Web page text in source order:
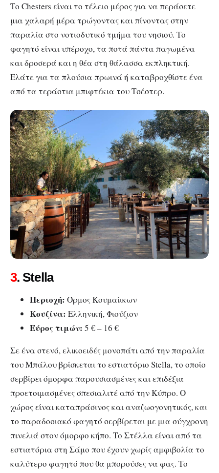
Το Chesters είναι το τέλειο μέρος για να περάσετε
μια χαλαρή μέρα τρώγοντας και πίνοντας στην
παραλία στο νοτιοδυτικό τμήμα του νησιού. Το
φαγητό είναι υπέροχο, τα ποτά πάντα παγωμένα
και δροσερά και η θέα στη θάλασσα εκπληκτική.
Ελάτε για τα πλούσια πρωινά ή καταβροχθίστε ένα
από τα τεράστια μπιφτέκια του Τσέστερ.
3. Stella
Περιοχή: Όρμος Κουμαίικων
Κουζίνα: Ελληνική, Φιούζιον
Εύρος τιμών: 5 € – 16 €
Σε ένα στενό, ελικοειδές μονοπάτι από την παραλία
του Μπάλου βρίσκεται το εστιατόριο Stella, το οποίο
σερβίρει όμορφα παρουσιασμένες και επιδέξια
προετοιμασμένες σπεσιαλιτέ από την Κύπρο. Ο
χώρος είναι καταπράσινος και αναζωογονητικός, και
το παραδοσιακό φαγητό σερβίρεται με μια σύγχρονη
πινελιά στον όμορφο κήπο. Το Στέλλα είναι από τα
εστιατόρια στη Σάμο που έχουν χωρίς αμφιβολία το
καλύτερο φαγητό που θα μπορούσες να φας. Το